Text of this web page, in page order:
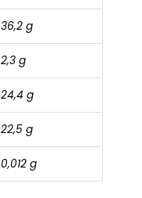
36,2 g
2,3 g
24,4 g
22,5 g
0,012 g